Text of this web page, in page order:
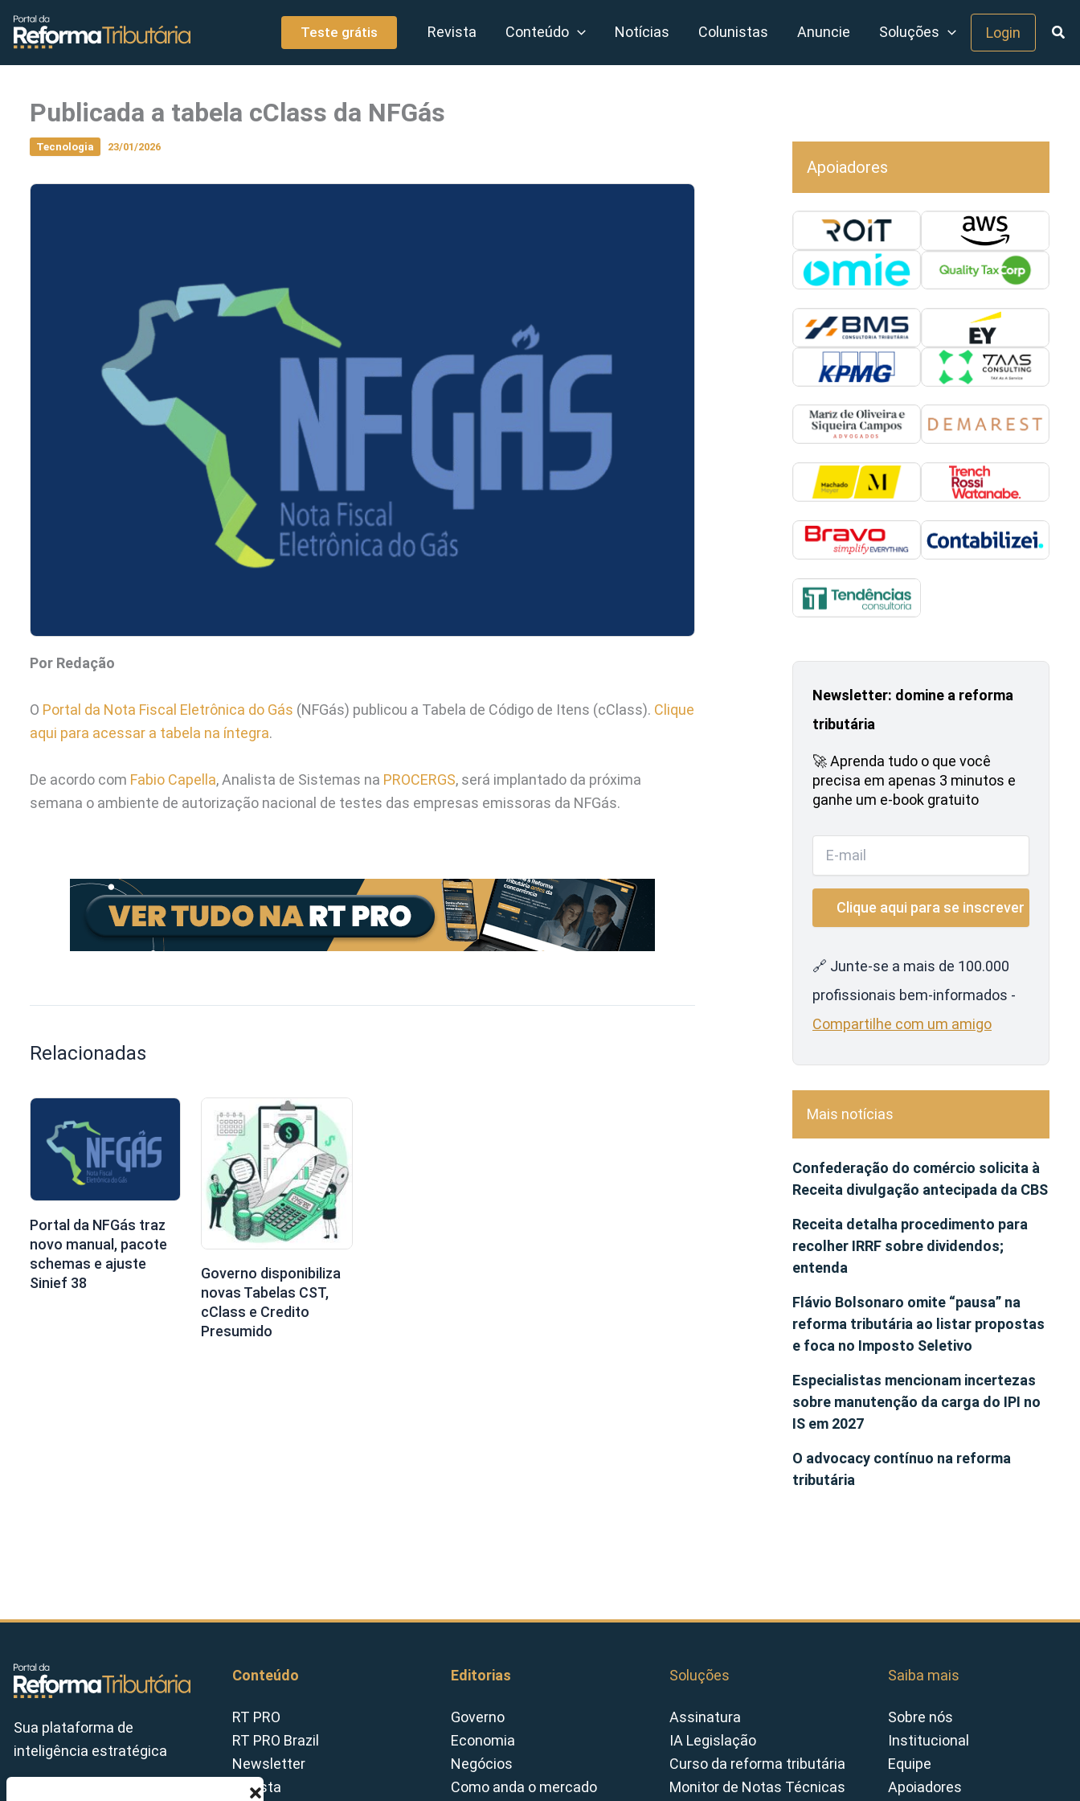
conteúdo
Teste grátis Revista Conteúdo Notícias Colunistas Anuncie Soluções Login
Publicada a tabela cClass da NFGás
Tecnologia 23/01/2026
Por Redação
O Portal da Nota Fiscal Eletrônica do Gás (NFGás) publicou a Tabela de Código de Itens (cClass). Clique
aqui para acessar a tabela na íntegra.
De acordo com Fabio Capella, Analista de Sistemas na PROCERGS, será implantado da próxima
semana o ambiente de autorização nacional de testes das empresas emissoras da NFGás.
Relacionadas
Portal da NFGás traz
novo manual, pacote
schemas e ajuste
Sinief 38
Governo disponibiliza
novas Tabelas CST,
cClass e Credito
Presumido
Apoiadores
Newsletter: domine a reforma
tributária
🚀 Aprenda tudo o que você
precisa em apenas 3 minutos e
ganhe um e-book gratuito
🔗 Junte-se a mais de 100.000
profissionais bem-informados -
Compartilhe com um amigo
Mais notícias
Confederação do comércio solicita à
Receita divulgação antecipada da CBS
Receita detalha procedimento para
recolher IRRF sobre dividendos;
entenda
Flávio Bolsonaro omite “pausa” na
reforma tributária ao listar propostas
e foca no Imposto Seletivo
Especialistas mencionam incertezas
sobre manutenção da carga do IPI no
IS em 2027
O advocacy contínuo na reforma
tributária
Sua plataforma de
inteligência estratégica
Conteúdo
RT PRO
RT PRO Brazil
Newsletter
Revista
Editorias
Governo
Economia
Negócios
Como anda o mercado
Soluções
Assinatura
IA Legislação
Curso da reforma tributária
Monitor de Notas Técnicas
Saiba mais
Sobre nós
Institucional
Equipe
Apoiadores